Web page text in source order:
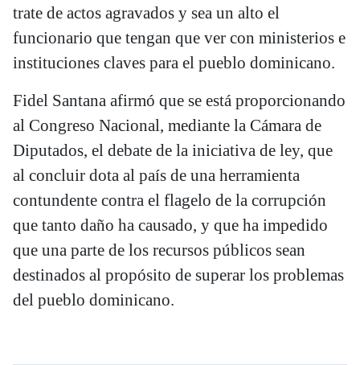
trate de actos agravados y sea un alto el
funcionario que tengan que ver con ministerios e
instituciones claves para el pueblo dominicano.
Fidel Santana afirmó que se está proporcionando
al Congreso Nacional, mediante la Cámara de
Diputados, el debate de la iniciativa de ley, que
al concluir dota al país de una herramienta
contundente contra el flagelo de la corrupción
que tanto daño ha causado, y que ha impedido
que una parte de los recursos públicos sean
destinados al propósito de superar los problemas
del pueblo dominicano.